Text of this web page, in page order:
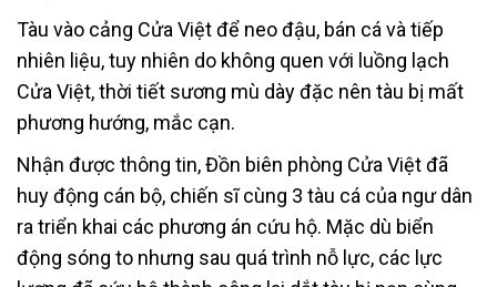
Tàu vào cảng Cửa Việt để neo đậu, bán cá và tiếp
nhiên liệu, tuy nhiên do không quen với luồng lạch
Cửa Việt, thời tiết sương mù dày đặc nên tàu bị mất
phương hướng, mắc cạn.
Nhận được thông tin, Đồn biên phòng Cửa Việt đã
huy động cán bộ, chiến sĩ cùng 3 tàu cá của ngư dân
ra triển khai các phương án cứu hộ. Mặc dù biển
động sóng to nhưng sau quá trình nỗ lực, các lực